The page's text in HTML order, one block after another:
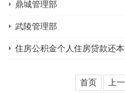
鼎城管理部
武陵管理部
住房公积金个人住房贷款还
首页 上